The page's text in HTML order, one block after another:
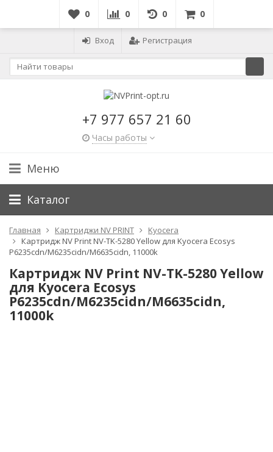
0 0 0 0
Вход Регистрация
+7 977 657 21 60
Часы работы
Меню
Каталог
Главная Картриджи NV PRINT
Kyocera
Картридж NV Print NV-TK-5280 Yellow для Kyocera Ecosys
P6235cdn/M6235cidn/M6635cidn, 11000k
Картридж NV Print NV-TK-5280 Yellow
для Kyocera Ecosys
P6235cdn/M6235cidn/M6635cidn,
11000k